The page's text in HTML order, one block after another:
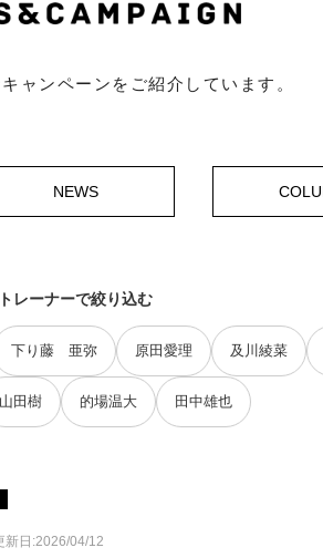
ャンペーンをご紹介しています。
NEWS
トレーナーで絞り込む
下り藤 亜弥 原田愛理 及川綾菜
山田樹 的場温大 田中雄也
日:2026/04/12